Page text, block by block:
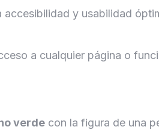
accesibilidad y usabilidad
a cualquier página o
verde con la figura de una